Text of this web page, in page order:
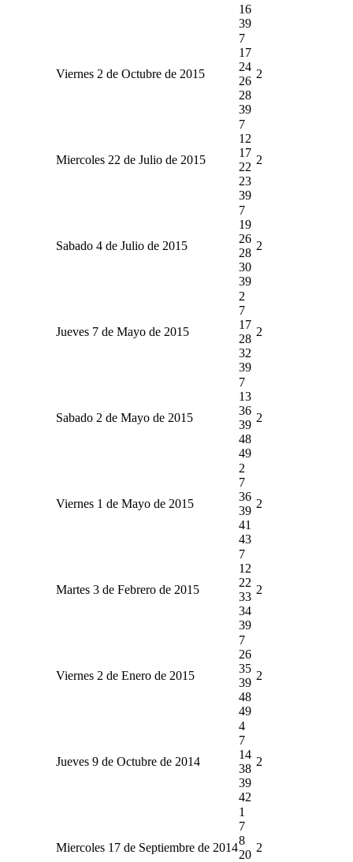
16
39
Viernes 2 de Octubre de 2015
7
17
24
26
28
39
2
Miercoles 22 de Julio de 2015
7
12
17
22
23
39
2
Sabado 4 de Julio de 2015
7
19
26
28
30
39
2
Jueves 7 de Mayo de 2015
2
7
17
28
32
39
2
Sabado 2 de Mayo de 2015
7
13
36
39
48
49
2
Viernes 1 de Mayo de 2015
2
7
36
39
41
43
2
Martes 3 de Febrero de 2015
7
12
22
33
34
39
2
Viernes 2 de Enero de 2015
7
26
35
39
48
49
2
Jueves 9 de Octubre de 2014
4
7
14
38
39
42
2
Miercoles 17 de Septiembre de 2014
1
7
8
20
2